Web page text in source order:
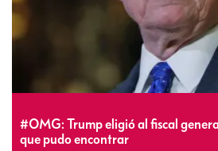
#OMG: Trump eligió al fiscal
que pudo encontrar